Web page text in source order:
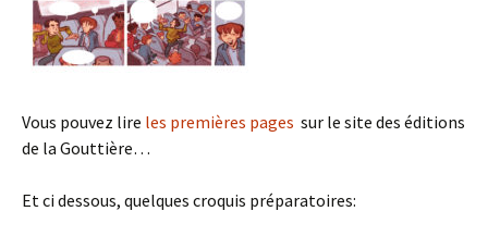
Vous pouvez lire les premières pages sur le site des éditions
de la Gouttière…
Et ci dessous, quelques croquis préparatoires: